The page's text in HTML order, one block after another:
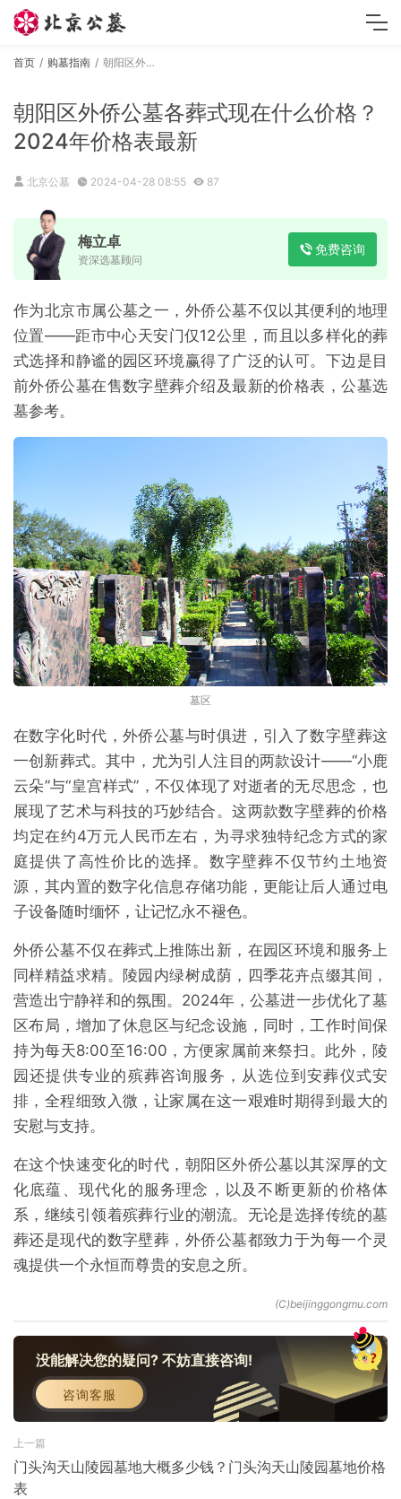
首页 购墓指南 朝阳区外侨公墓各葬式现在什么价格？2024年价格表最新
朝阳区外侨公墓各葬式现在什么价格？
2024年价格表最新
北京公墓 2024-04-28 08:55 87
梅立卓
资深选墓顾问
免费咨询
作为北京市属公墓之一，外侨公墓不仅以其便利的地理
位置——距市中心天安门仅12公里，而且以多样化的葬
式选择和静谧的园区环境赢得了广泛的认可。下边是目
前外侨公墓在售数字壁葬介绍及最新的价格表，公墓选
墓参考。
墓区
在数字化时代，外侨公墓与时俱进，引入了数字壁葬这
一创新葬式。其中，尤为引人注目的两款设计——“小鹿
云朵”与“皇宫样式”，不仅体现了对逝者的无尽思念，也
展现了艺术与科技的巧妙结合。这两款数字壁葬的价格
均定在约4万元人民币左右，为寻求独特纪念方式的家
庭提供了高性价比的选择。数字壁葬不仅节约土地资
源，其内置的数字化信息存储功能，更能让后人通过电
子设备随时缅怀，让记忆永不褪色。
外侨公墓不仅在葬式上推陈出新，在园区环境和服务上
同样精益求精。陵园内绿树成荫，四季花卉点缀其间，
营造出宁静祥和的氛围。2024年，公墓进一步优化了墓
区布局，增加了休息区与纪念设施，同时，工作时间保
持为每天8:00至16:00，方便家属前来祭扫。此外，陵
园还提供专业的殡葬咨询服务，从选位到安葬仪式安
排，全程细致入微，让家属在这一艰难时期得到最大的
安慰与支持。
在这个快速变化的时代，朝阳区外侨公墓以其深厚的文
化底蕴、现代化的服务理念，以及不断更新的价格体
系，继续引领着殡葬行业的潮流。无论是选择传统的墓
葬还是现代的数字壁葬，外侨公墓都致力于为每一个灵
魂提供一个永恒而尊贵的安息之所。
没能解决您的疑问? 不妨直接咨询!
咨询客服
上一篇
门头沟天山陵园墓地大概多少钱？门头沟天山陵园墓地价格
表